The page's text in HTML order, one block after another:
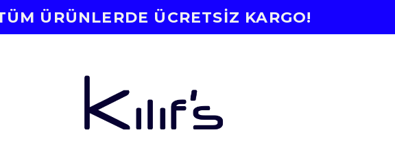
ÜRÜNLERDE ÜCRETSİZ KARGO!